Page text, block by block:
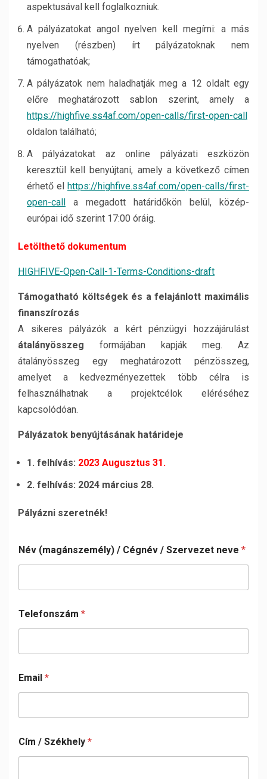
aspektusával kell foglalkozniuk.
A pályázatokat angol nyelven kell megírni: a más
nyelven (részben) írt pályázatoknak nem
támogathatóak;
A pályázatok nem haladhatják meg a 12 oldalt egy
előre meghatározott sablon szerint, amely a
https://highfive.ss4af.com/open-calls/first-open-call
oldalon található;
A pályázatokat az online pályázati eszközön
keresztül kell benyújtani, amely a következő címen
érhető el https://highfive.ss4af.com/open-calls/first-
open-call a megadott határidőkön belül, közép-
európai idő szerint 17:00 óráig.
Letölthető dokumentum
HIGHFIVE-Open-Call-1-Terms-Conditions-draft
Támogatható költségek és a felajánlott maximális
finanszírozás
A sikeres pályázók a kért pénzügyi hozzájárulást
átalányösszeg formájában kapják meg. Az
átalányösszeg egy meghatározott pénzösszeg,
amelyet a kedvezményezettek több célra is
felhasználhatnak a projektcélok eléréséhez
kapcsolódóan.
Pályázatok benyújtásának határideje
1. felhívás: 2023 Augusztus 31.
2. felhívás: 2024 március 28.
Pályázni szeretnék!
Név (magánszemély) / Cégnév / Szervezet neve *
Telefonszám *
Email *
Cím / Székhely *